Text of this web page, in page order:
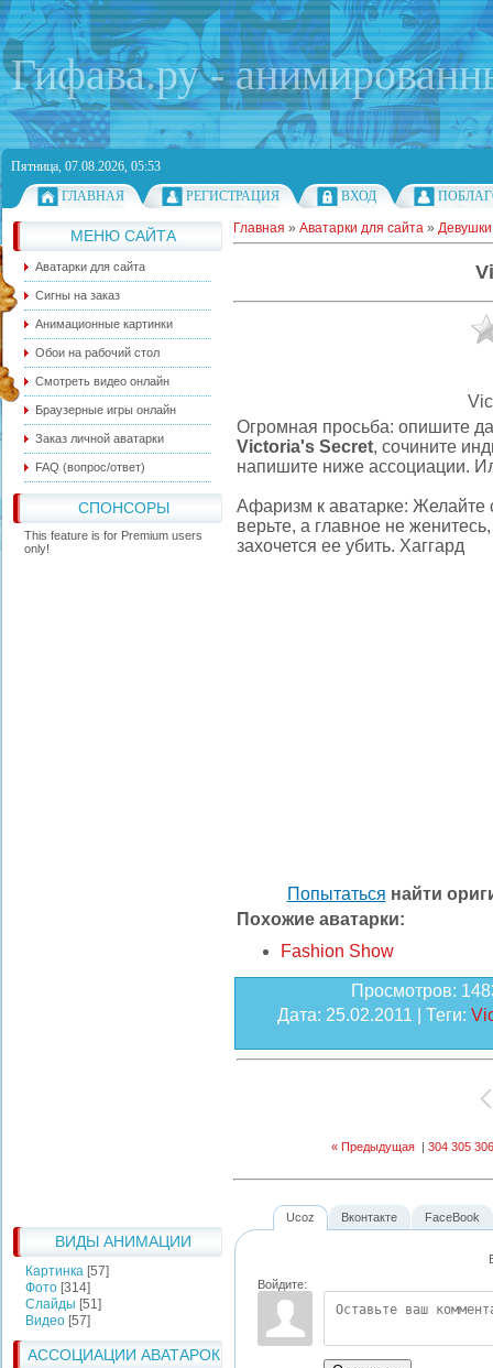
Гифава.ру -
Пятница, 07.08.2026, 05:53
ГЛАВНАЯ
РЕГИСТРАЦИЯ ВХОД
МЕНЮ САЙТА
Аватарки для сайта
Сигны на заказ
Анимационные картинки
Обои на рабочий стол
Смотреть видео онлайн
Браузерные игры онлайн
Заказ личной аватарки
FAQ (вопрос/ответ)
СПОНСОРЫ
This feature is for Premium users
only!
ВИДЫ АНИМАЦИИ
Картинка [57]
Фото [314]
Слайды [51]
Видео [57]
АССОЦИАЦИИ АВАТАРОК
Главная » Аватарки для сайта »
Огромная просьба: опишите
Victoria's Secret, сочините
напишите ниже ассоциации.
Афаризм к аватарке: Желайте
верьте, а главное не
захочется ее убить. Хаггард
Попытаться найти
Похожие аватарки:
Fashion Show
Просмотров:
Дата: 25.02.2011 | Теги:
« Предыдущая| 304 305 306
Ucoz
Войдите:
Вконтакте FaceBook